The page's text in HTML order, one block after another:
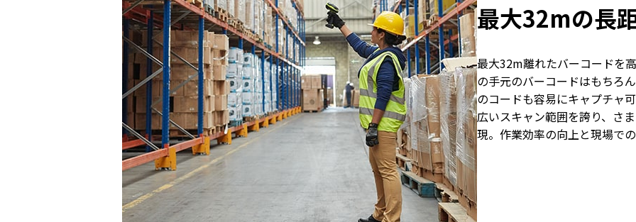
最大32mの長
最大32m離れたバーコードを
の手元のバーコードはもちろ
のコードも容易にキャプチャ
広いスキャン範囲を誇り、さ
現。作業効率の向上と現場で